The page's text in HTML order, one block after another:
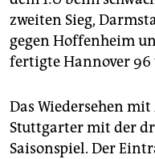
zweiten Sieg,
gegen Hoffenheim
fertigte Hannover
Das Wiedersehen
Stuttgarter mit der
Saisonspiel. Der